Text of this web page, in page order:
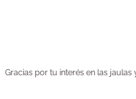
Gracias por tu interés en las